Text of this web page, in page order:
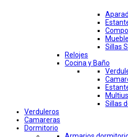
Sillas
Relojes
Cocina y Baño
Sillas
Verduleros
Camareras
Dormitorio